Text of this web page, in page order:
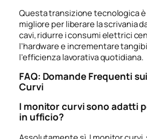
Questa transizione tecnologica è
migliore per liberare la scrivania
cavi, ridurre i consumi elettrici
l’hardware e incrementare
l’efficienza lavorativa quotidiana.
FAQ: Domande Frequenti
Curvi
I monitor curvi sono adatti
in ufficio?